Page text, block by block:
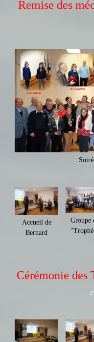
Remise des
Accueil de
Bernard
Groupe
Cérémonie des